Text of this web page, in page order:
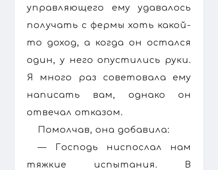
управляющего ему удавалось
получать с фермы хоть какой-
то доход, а когда он остался
один, у него опустились руки.
Я много раз советовала ему
написать вам, однако он
отвечал отказом.
Помолчав, она добавила:
— Господь ниспослал нам
тяжкие испытания. В